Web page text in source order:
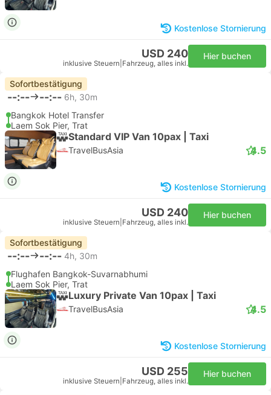
Kostenlose Stornierung
USD 240
inklusive Steuern Fahrzeug, alles inkl.
Hier buchen
Sofortbestätigung
--:-- --:-- 6h, 30m
Bangkok Hotel Transfer
Laem Sok Pier, Trat
Standard VIP Van 10pax | Taxi
TravelBusAsia 4.5
Kostenlose Stornierung
USD 240
inklusive Steuern Fahrzeug, alles inkl.
Hier buchen
Sofortbestätigung
--:-- --:-- 4h, 30m
Flughafen Bangkok-Suvarnabhumi
Laem Sok Pier, Trat
Luxury Private Van 10pax | Taxi
TravelBusAsia 4.5
Kostenlose Stornierung
USD 255
inklusive Steuern Fahrzeug, alles inkl.
Hier buchen